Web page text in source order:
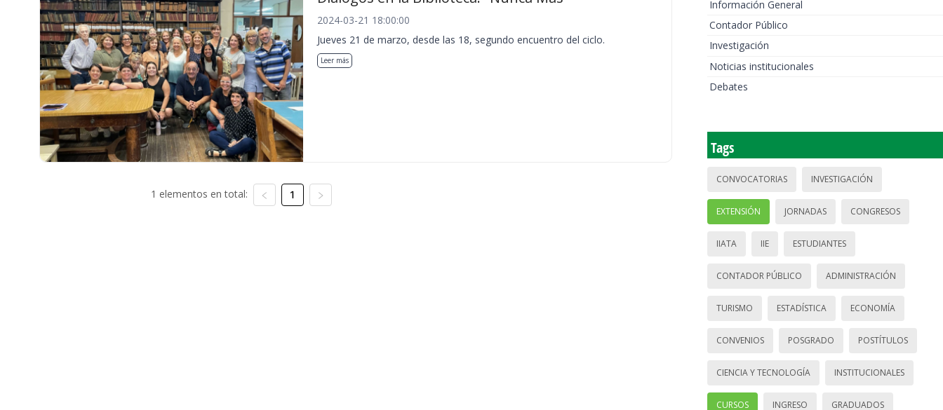
2024-03-21 18:00:00
Jueves 21 de marzo, desde las 18, segundo encuentro del ciclo.
Leer más
1 elementos en total: 1
Información General
Contador Público
Investigación
Noticias institucionales
Debates
Tags
CONVOCATORIAS INVESTIGACIÓN
EXTENSIÓN JORNADAS CONGRESOS
IIATA IIE ESTUDIANTES
CONTADOR PÚBLICO ADMINISTRACIÓN
TURISMO ESTADÍSTICA ECONOMÍA
CONVENIOS POSGRADO POSTÍTULOS
CIENCIA Y TECNOLOGÍA INSTITUCIONALES
CURSOS INGRESO GRADUADOS